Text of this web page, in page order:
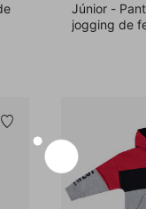
Júnior -
jogging de
Lista de deseos